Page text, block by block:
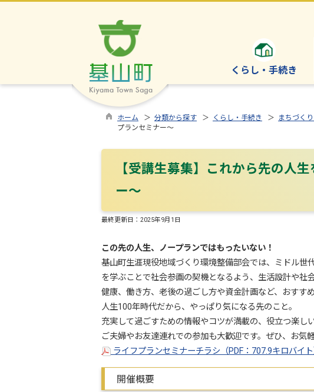
くらし・手続き
ホーム ＞ 分類から探す ＞ くらし・手続き ＞ まちづく
プランセミナー～
【受講生募集】これから先の人
ー～
最終更新日： 2025年9月1日
この先の人生、ノープランではもったいない！
基山町生涯現役地域づくり環境整備部会では、ミドル
を学ぶことで社会参画の契機となるよう、生活設計や社
健康、働き方、老後の過ごし方や資金計画など、おすす
人生100年時代だから、やっぱり気になる先のこと。
充実して過ごすための情報やコツが満載の、役立つ楽しい
ご夫婦やお友達連れでの参加も大歓迎です。ぜひ、お気
ライフプランセミナーチラシ（PDF：707.9キロバイト
開催概要